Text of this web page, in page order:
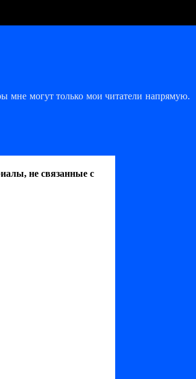
мне могут только мои читатели напрямую.
не связанные с